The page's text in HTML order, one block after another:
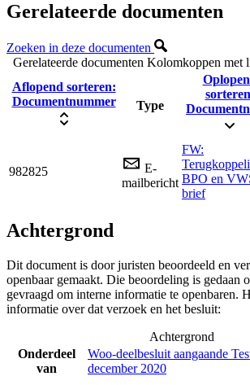
Gerelateerde documenten
Zoeken in deze documenten
Gerelateerde documenten Kolomkoppen met
Aflopend sorteren:
Documentnummer
Type
982825
E-
mailbericht
FW:
BPO en
brief
Achtergrond
Dit document is door juristen beoordeeld en
openbaar gemaakt. Die beoordeling is gedaan
gevraagd om interne informatie te openbaren.
informatie over dat verzoek en het besluit:
Achtergrond
Onderdeel
van
Woo-deelbesluit aangaande
december 2020